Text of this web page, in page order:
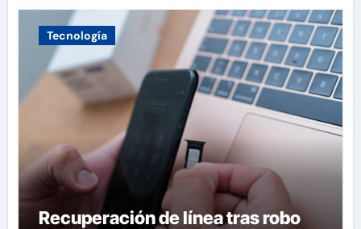
Tecnología
Recuperación de línea tras robo